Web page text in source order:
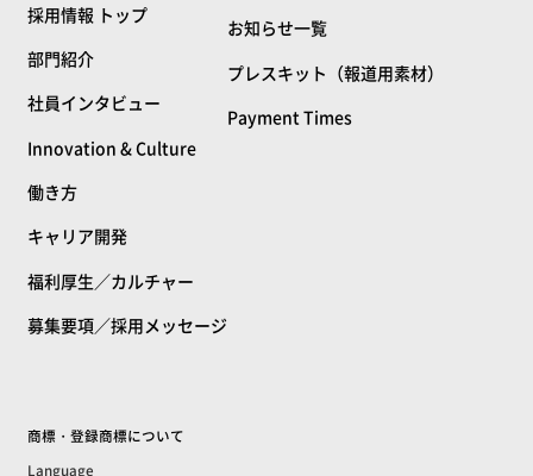
採用情報 トップ
部門紹介
社員インタビュー
Innovation & Culture
働き方
キャリア開発
福利厚生／カルチャー
募集要項／採用メッセージ
お知らせ一覧
プレスキット（報道用素材）
Payment Times
商標・登録商標について
Language